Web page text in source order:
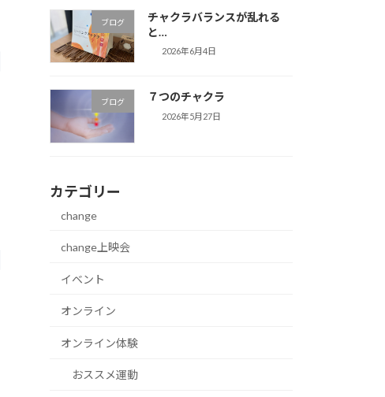
ブログ
チャクラバランスが乱れる
と…
2026年6月4日
ブログ ７つのチャクラ
2026年5月27日
カテゴリー
change
change上映会
イベント
オンライン
オンライン体験
おススメ運動